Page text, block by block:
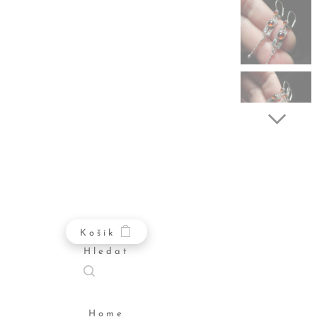
Košík
Hledat
Home